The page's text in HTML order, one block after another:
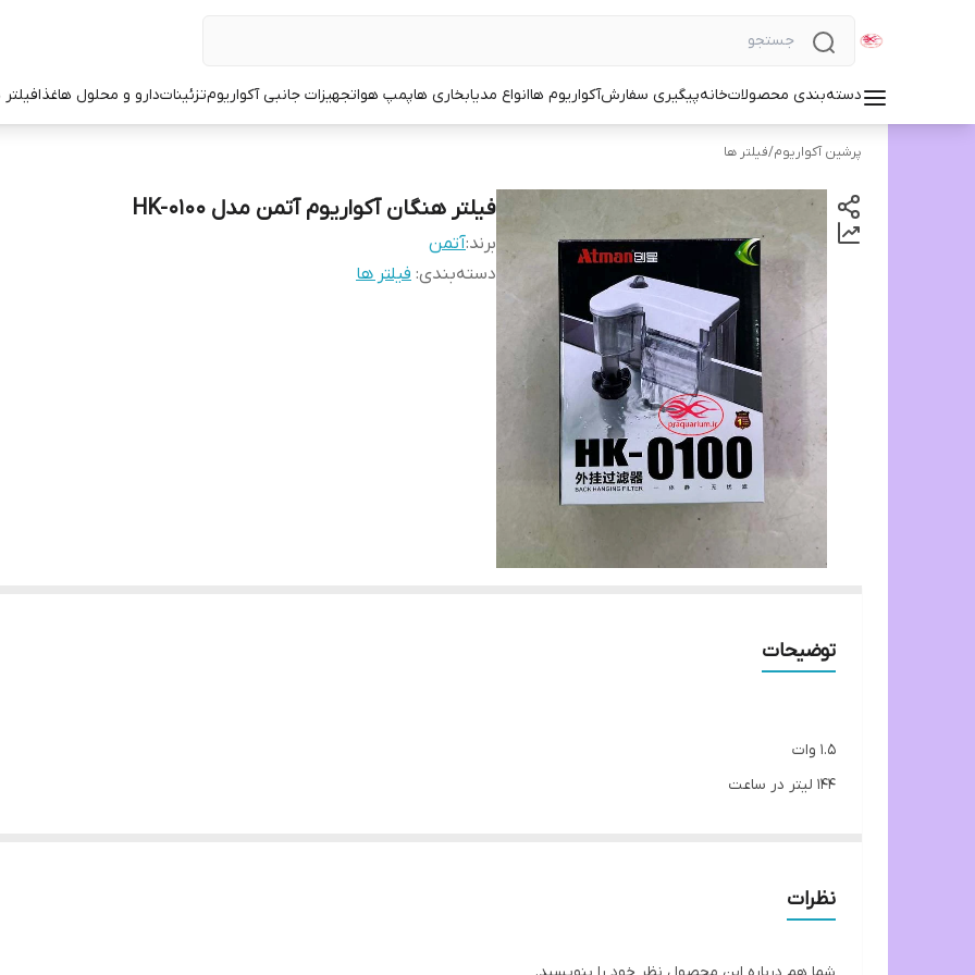
دسته‌بندی محصولاتخانهپیگیری سفارشآکواریوم هاانواع مدیابخاری هاپمپ هواتجهیزات جانبی آکواریومتزئیناتدارو و محلول هاغذافیلتر
پرشین آکواریوم/فیلتر ها
فیلتر هنگان آکواریوم آتمن مدل HK-0100
برند:آتمن
دسته‌بندی: فیلتر ها
توضیحات
1.5 وات
144 لیتر در ساعت
نظرات